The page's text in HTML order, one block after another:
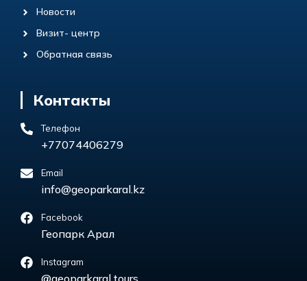
Новости
Визит- центр
Обратная связь
Контакты
Телефон
+77074406279
Email
info@geoparkaral.kz
Facebook
Геопарк Арал
Instagram